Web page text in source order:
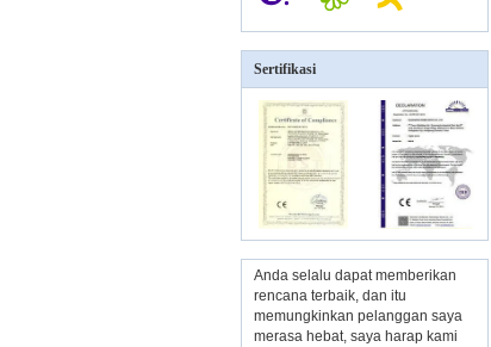
Sertifikasi
Anda selalu dapat memberikan
rencana terbaik, dan itu
memungkinkan pelanggan saya
merasa hebat, saya harap kami